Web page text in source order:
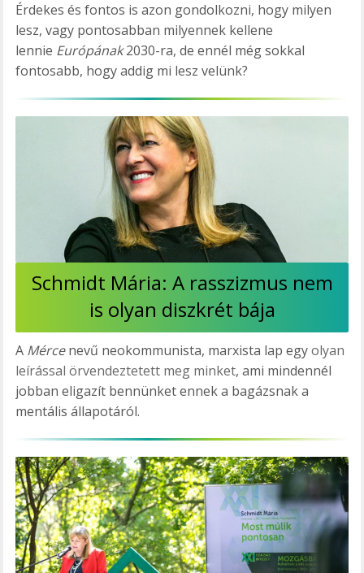
Érdekes és fontos is azon gondolkozni, hogy milyen
lesz, vagy pontosabban milyennek kellene
lennie Európának2030-ra, de ennél még sokkal
fontosabb, hogy addig mi lesz velünk?
Schmidt Mária: A rasszizmus nem
is olyan diszkrét bája
A Mércenevű neokommunista, marxista lap egyolyan
leírással örvendeztetett meg minket, ami mindennél
jobban eligazít bennünket ennek a bagázsnak a
mentális állapotáról.